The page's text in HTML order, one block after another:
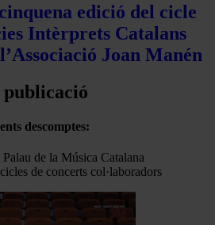
edició del cicle
Intèrprets Catalans
Joan Manén
descomptes:
de la Música Catalana
de concerts col·laboradors